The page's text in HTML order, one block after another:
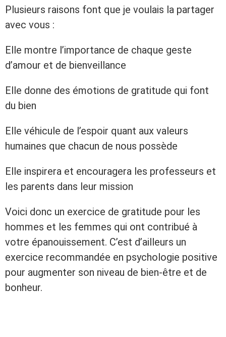
Plusieurs raisons font que je voulais la partager
avec vous :
Elle montre l’importance de chaque geste
d’amour et de bienveillance
Elle donne des émotions de gratitude qui font
du bien
Elle véhicule de l’espoir quant aux valeurs
humaines que chacun de nous possède
Elle inspirera et encouragera les professeurs et
les parents dans leur mission
Voici donc un exercice de gratitude pour les
hommes et les femmes qui ont contribué à
votre épanouissement. C’est d’ailleurs un
exercice recommandée en psychologie positive
pour augmenter son niveau de bien-être et de
bonheur.